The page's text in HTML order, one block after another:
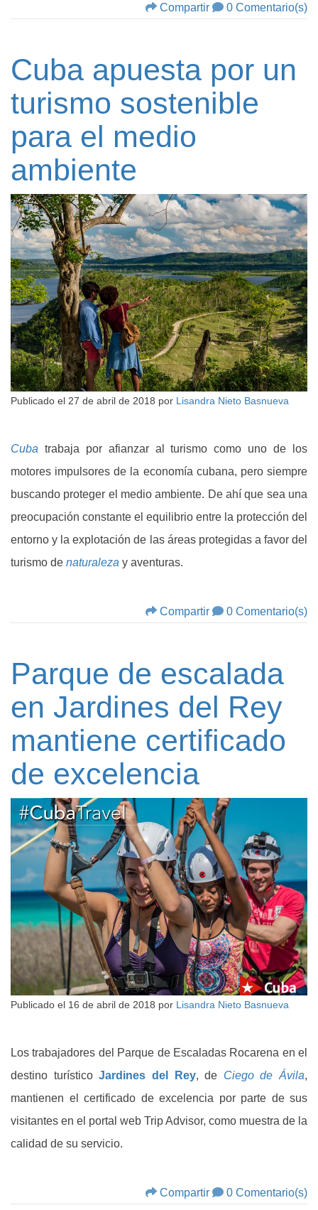
Compartir 0 Comentario(s)
Cuba apuesta por un
turismo sostenible
para el medio
ambiente
Publicado el 27 de abril de 2018 por Lisandra Nieto Basnueva
Cuba trabaja por afianzar al turismo como uno de los
motores impulsores de la economía cubana, pero siempre
buscando proteger el medio ambiente. De ahí que sea una
preocupación constante el equilibrio entre la protección del
entorno y la explotación de las áreas protegidas a favor del
turismo de naturaleza y aventuras.
Compartir 0 Comentario(s)
Parque de escalada
en Jardines del Rey
mantiene certificado
de excelencia
Publicado el 16 de abril de 2018 por Lisandra Nieto Basnueva
Los trabajadores del Parque de Escaladas Rocarena en el
destino turísticoJardines del Rey, de Ciego de Ávila,
mantienen el certificado de excelencia por parte de sus
visitantes en el portal web Trip Advisor, como muestra de la
calidad de su servicio.
Compartir 0 Comentario(s)